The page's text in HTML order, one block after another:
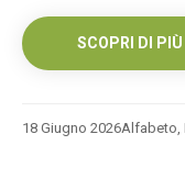
SCOPRI DI PIÙ
18 Giugno 2026Alfabeto,